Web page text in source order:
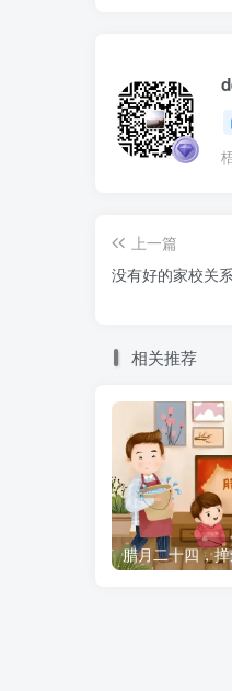
有句家
方式，孩子
没有播
没有辛
没有磨
没有挫
该管的
上一篇
没有好的家校关
相关推荐
腊月二十四，